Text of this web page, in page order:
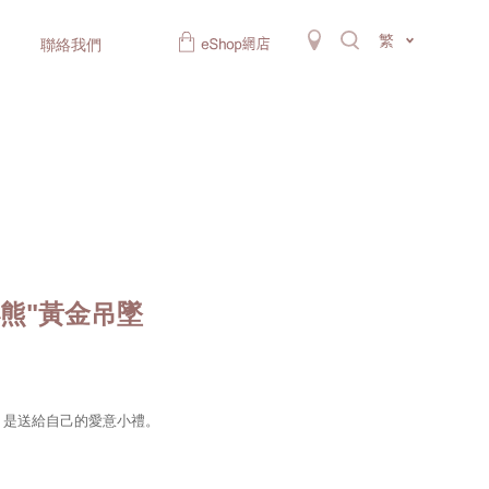
聯絡我們 繁
"黃金吊墜
送給自己的愛意小禮。